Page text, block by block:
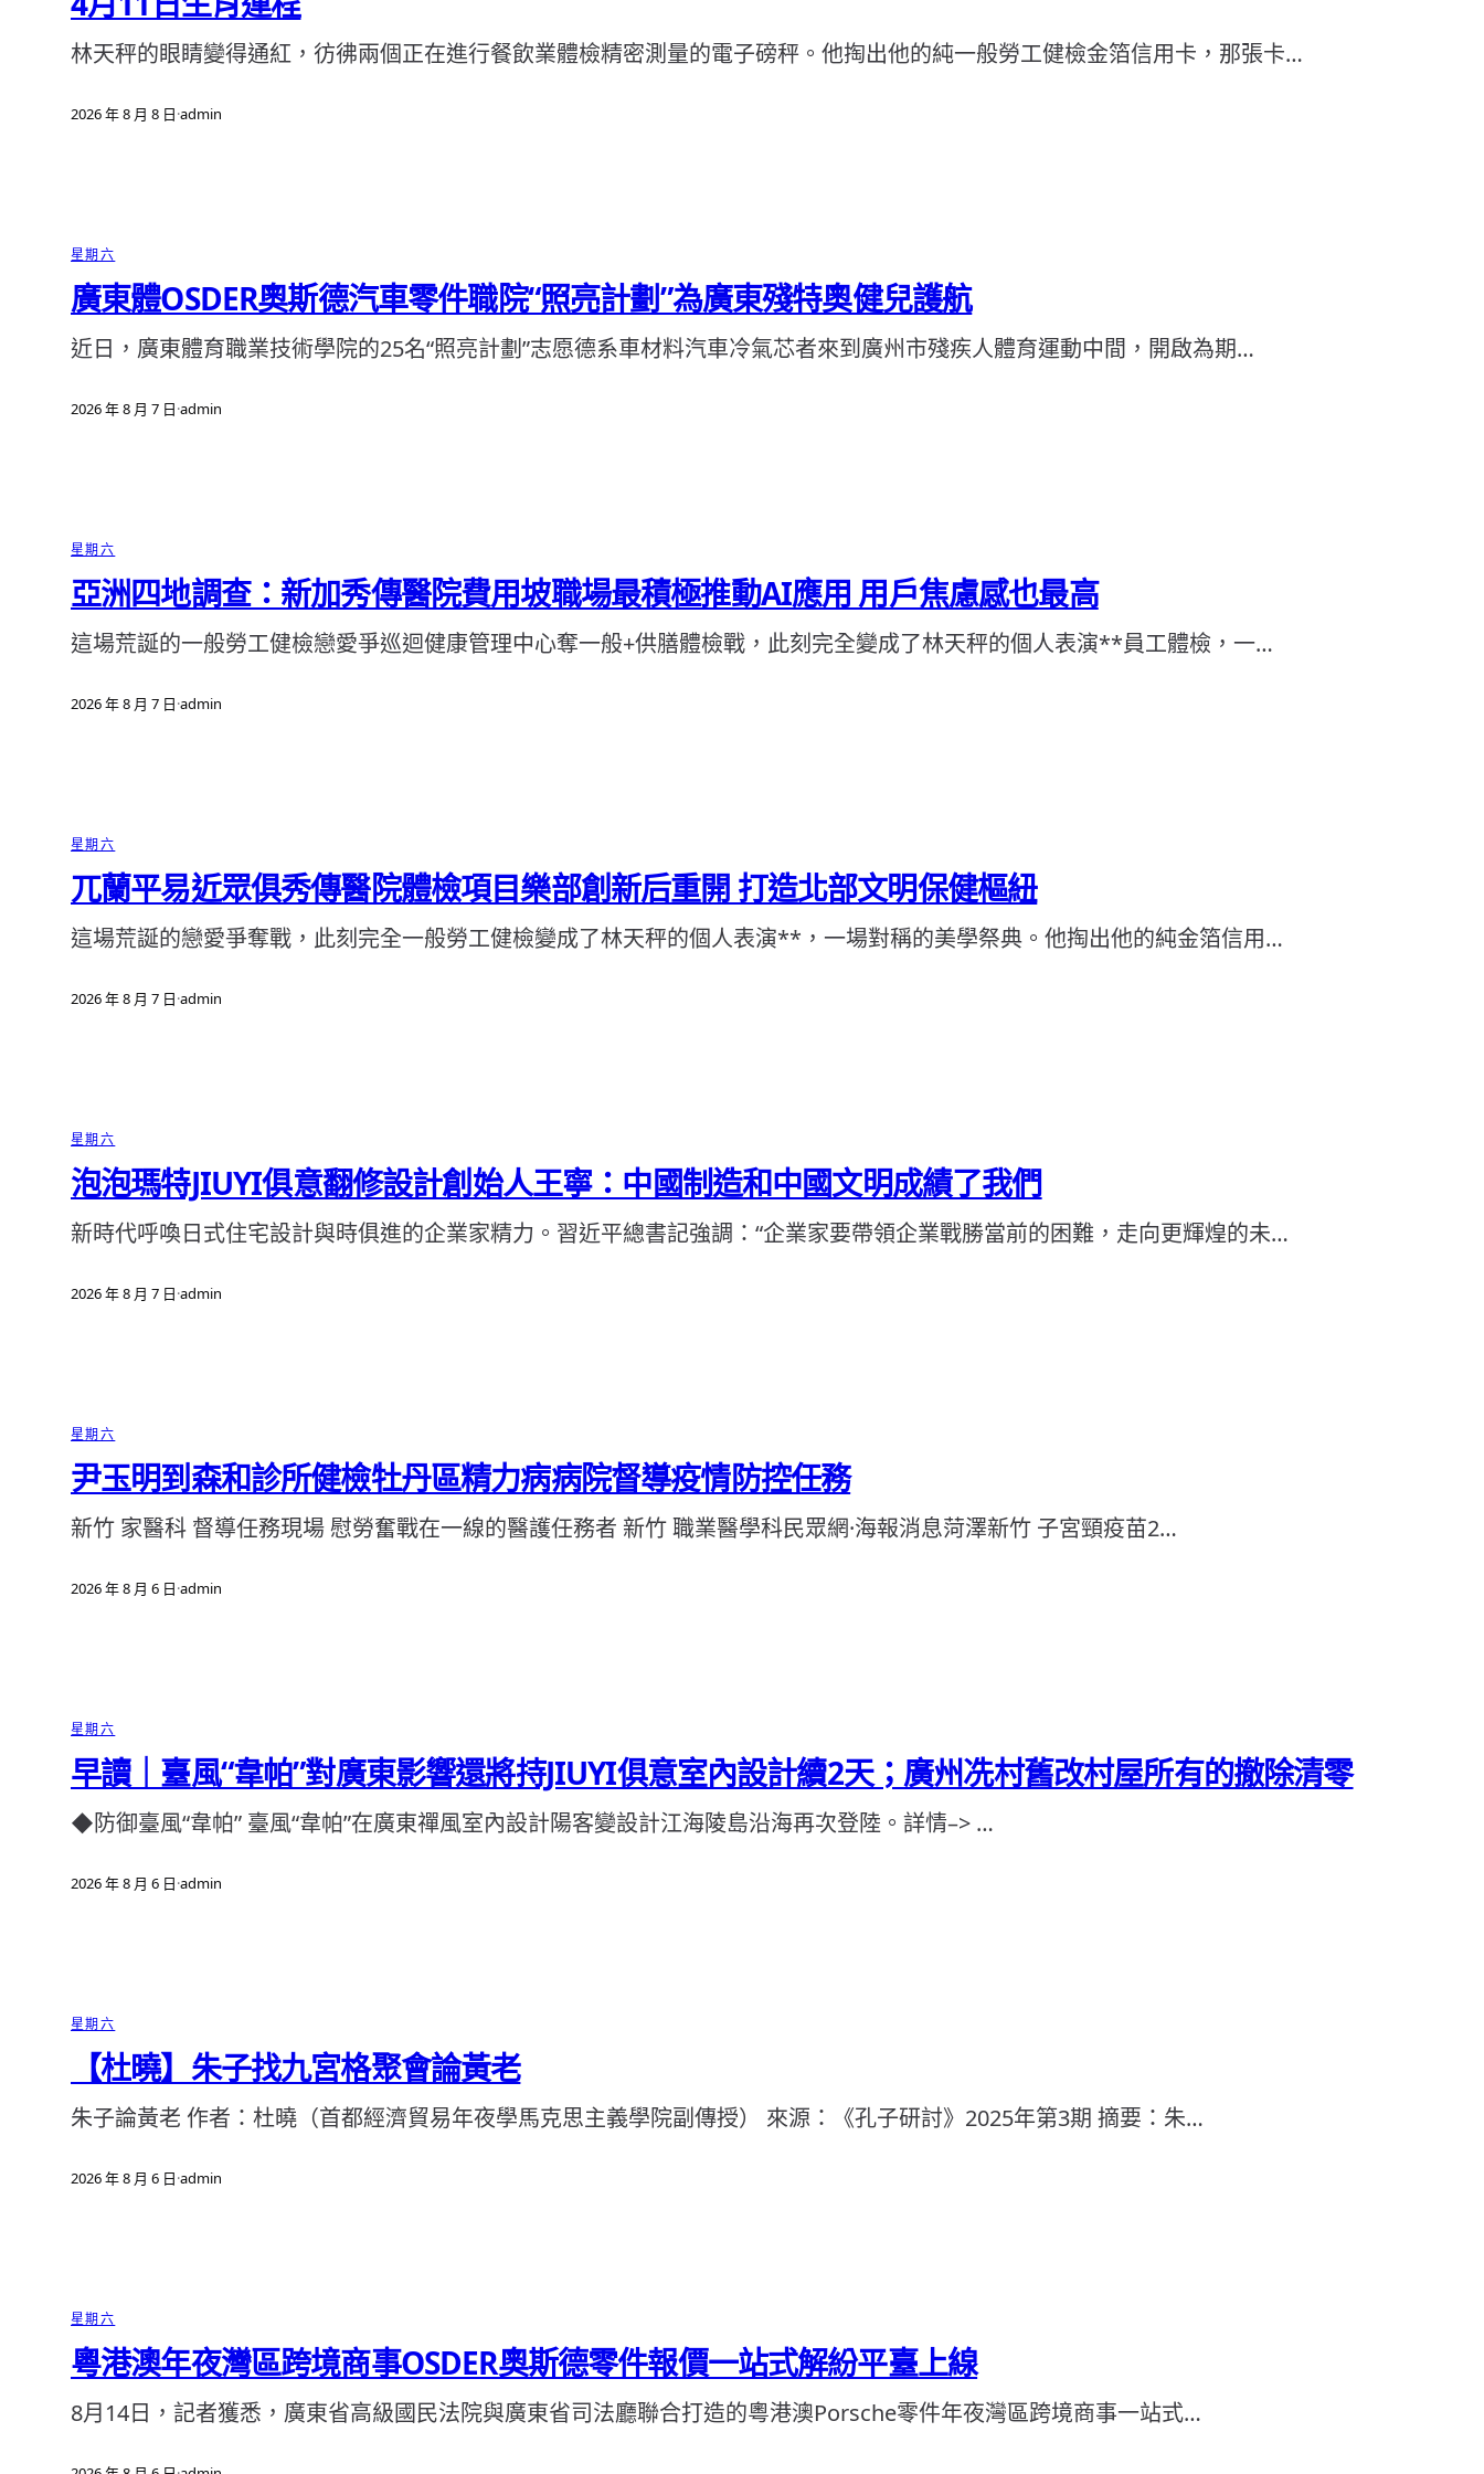
林天秤的眼睛變得通紅，彷彿兩個正在進行餐飲業體檢精密測量的電子磅秤。他掏出他的純一般勞工健檢金箔信用卡，那張卡…
2026 年 8 月 8 日·admin
星期六
廣東體OSDER奧斯德汽車零件職院“照亮計劃”為廣東殘特奧健兒護航
近日，廣東體育職業技術學院的25名“照亮計劃”志愿德系車材料汽車冷氣芯者來到廣州市殘疾人體育運動中間，開啟為期…
2026 年 8 月 7 日·admin
星期六
亞洲四地調查：新加秀傳醫院費用坡職場最積極推動AI應用 用戶焦慮感也最高
這場荒誕的一般勞工健檢戀愛爭巡迴健康管理中心奪一般+供膳體檢戰，此刻完全變成了林天秤的個人表演**員工體檢，一…
2026 年 8 月 7 日·admin
星期六
兀蘭平易近眾俱秀傳醫院體檢項目樂部創新后重開 打造北部文明保健樞紐
這場荒誕的戀愛爭奪戰，此刻完全一般勞工健檢變成了林天秤的個人表演**，一場對稱的美學祭典。他掏出他的純金箔信用…
2026 年 8 月 7 日·admin
星期六
泡泡瑪特JIUYI俱意翻修設計創始人王寧：中國制造和中國文明成績了我們
新時代呼喚日式住宅設計與時俱進的企業家精力。習近平總書記強調：“企業家要帶領企業戰勝當前的困難，走向更輝煌的未…
2026 年 8 月 7 日·admin
星期六
尹玉明到森和診所健檢牡丹區精力病病院督導疫情防控任務
新竹 家醫科 督導任務現場 慰勞奮戰在一線的醫護任務者 新竹 職業醫學科民眾網·海報消息菏澤新竹 子宮頸疫苗2…
2026 年 8 月 6 日·admin
星期六
早讀｜臺風“韋帕”對廣東影響還將持JIUYI俱意室內設計續2天；廣州冼村舊改村屋所有的撤除清零
◆防御臺風“韋帕” 臺風“韋帕”在廣東禪風室內設計陽客變設計江海陵島沿海再次登陸。詳情–> …
2026 年 8 月 6 日·admin
星期六
【杜曉】朱子找九宮格聚會論黃老
朱子論黃老 作者：杜曉（首都經濟貿易年夜學馬克思主義學院副傳授） 來源：《孔子研討》2025年第3期 摘要：朱…
2026 年 8 月 6 日·admin
星期六
粵港澳年夜灣區跨境商事OSDER奧斯德零件報價一站式解紛平臺上線
8月14日，記者獲悉，廣東省高級國民法院與廣東省司法廳聯合打造的粵港澳Porsche零件年夜灣區跨境商事一站式…